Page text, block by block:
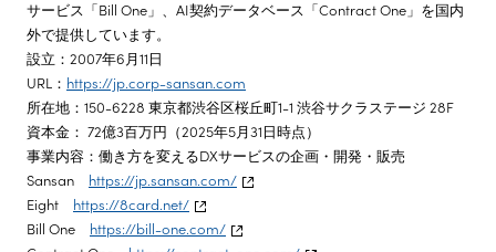
サービス「Bill One」、AI契約データベース「Contract One」を国内
外で提供しています。
設立：2007年6月11日
URL： https://jp.corp-sansan.com
所在地：150-6228 東京都渋谷区桜丘町1-1 渋谷サクラステージ 28F
資本金： 72億3百万円（2025年5月31日時点）
事業内容：働き方を変えるDXサービスの企画・開発・販売
Sansan https://jp.sansan.com/
Eight https://8card.net/
Bill One https://bill-one.com/